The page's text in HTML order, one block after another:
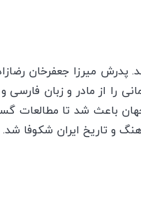
میرزا جعفرخان
را از مادر و زبان فارسی
باعث شد تا مطالعات
و تاریخ ایران شکوفا شد.